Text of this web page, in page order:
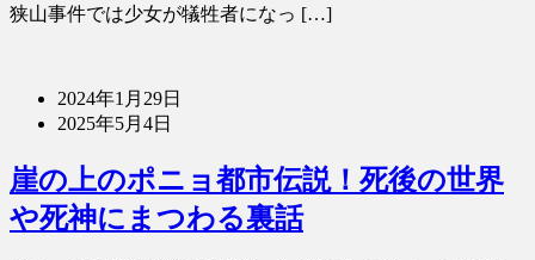
狭山事件では少女が犠牲者になっ […]
2024年1月29日
2025年5月4日
崖の上のポニョ都市伝説！死後の世界
や死神にまつわる裏話